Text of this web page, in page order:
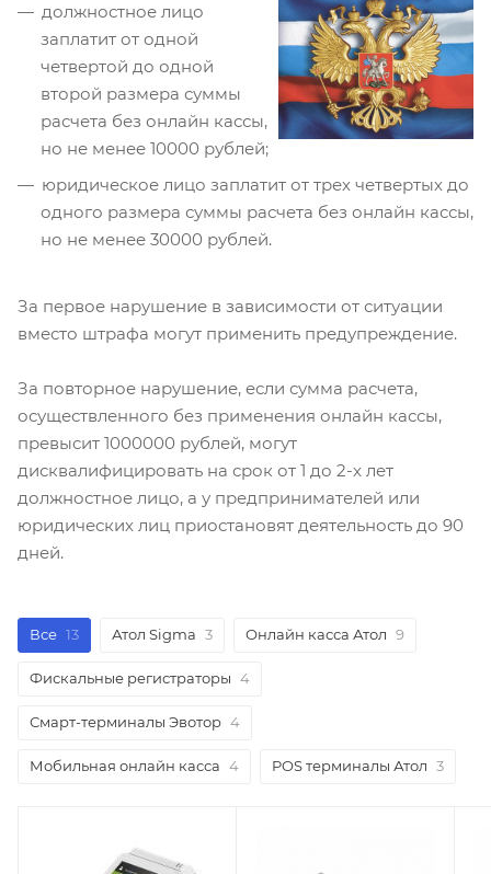
должностное лицо
заплатит от одной
четвертой до одной
второй размера суммы
расчета без онлайн кассы,
но не менее 10000 рублей;
юридическое лицо заплатит от трех четвертых до
одного размера суммы расчета без онлайн кассы,
но не менее 30000 рублей.
За первое нарушение в зависимости от ситуации
вместо штрафа могут применить предупреждение.
За повторное нарушение, если сумма расчета,
осуществленного без применения онлайн кассы,
превысит 1000000 рублей, могут
дисквалифицировать на срок от 1 до 2-х лет
должностное лицо, а у предпринимателей или
юридических лиц приостановят деятельность до 90
дней.
Все 13 Атол Sigma 3 Онлайн касса Атол 9
Фискальные регистраторы 4
Смарт-терминалы Эвотор 4
Мобильная онлайн касса 4 POS терминалы Атол 3